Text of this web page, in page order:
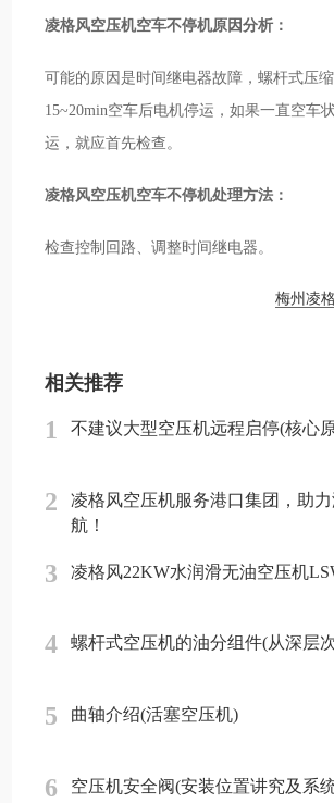
凌格风空压机空车不停机原因分析：
可能的原因是时间继电器故障，螺杆式压
15~20min空车后电机停运，如果一直空车
运，就应首先检查。
凌格风空压机空车不停机处理方法：
检查控制回路、调整时间继电器。
梅州凌
相关推荐
1 不建议大型空压机远程启停(核心
2
凌格风空压机服务港口集团，助
航！
3 凌格风22KW水润滑无油空压机
4 螺杆式空压机的油分组件(从深层
5 曲轴介绍(活塞空压机)
6 空压机安全阀(安装位置讲究及系